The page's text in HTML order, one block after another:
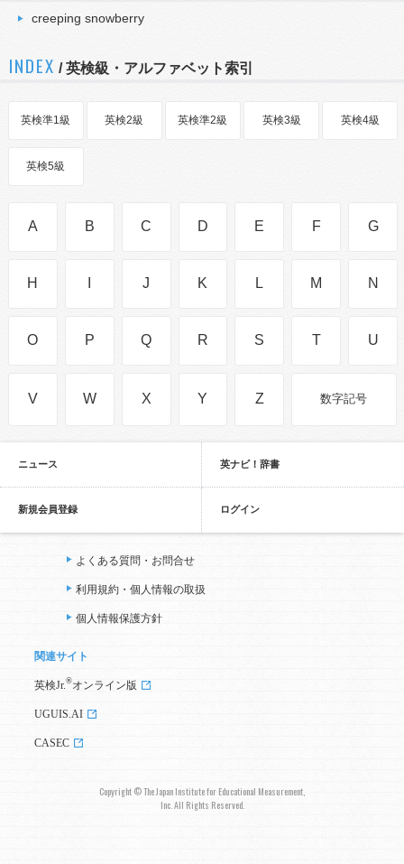
creeping snowberry
INDEX / 英検級・アルファベット索引
英検準1級 英検2級 英検準2級 英検3級 英検4級
英検5級
A B C D E F G
H J K L M N
O P Q R S T U
V W X Y Z 数字記号
ニュース 英ナビ！辞書
新規会員登録 ログイン
よくある質問・お問合せ
利用規約・個人情報の取扱
個人情報保護方針
関連サイト
英検Jr. ®オンライン版
UGUIS.AI
CASEC
Copyright © The Japan Institute for Educational Measurement,
Inc. All Rights Reserved.